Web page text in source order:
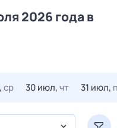
2026 года в
ср 30 июл,чт 31 июл,